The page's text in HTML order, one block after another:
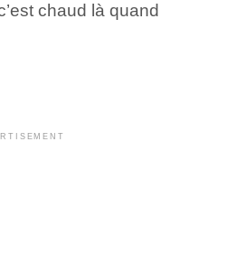
chaud là quand